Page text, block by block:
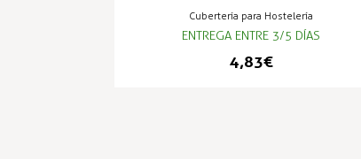
Cubertería para Hostelería
ENTREGA ENTRE 3/5 DÍAS
4,83 €